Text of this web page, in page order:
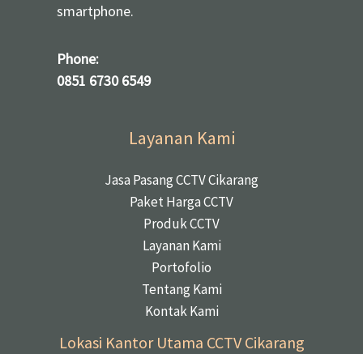
smartphone.
Phone:
0851 6730 6549
Layanan Kami
Jasa Pasang CCTV Cikarang
Paket Harga CCTV
Produk CCTV
Layanan Kami
Portofolio
Tentang Kami
Kontak Kami
Lokasi Kantor Utama CCTV Cikarang